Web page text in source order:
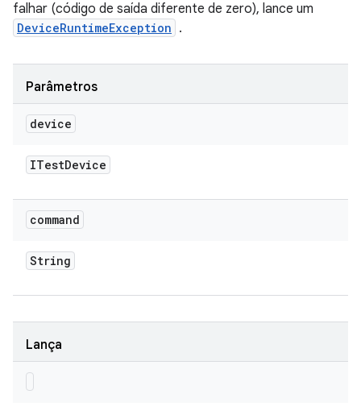
falhar (código de saída diferente de zero), lance um
DeviceRuntimeException .
Parâmetros
device
ITestDevice
command
String
Lança